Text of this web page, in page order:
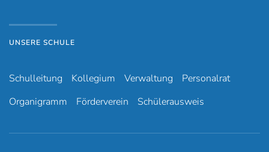
UNSERE SCHULE
Schulleitung Kollegium Verwaltung
Personalrat
Organigramm
Förderverein Schülerausweis